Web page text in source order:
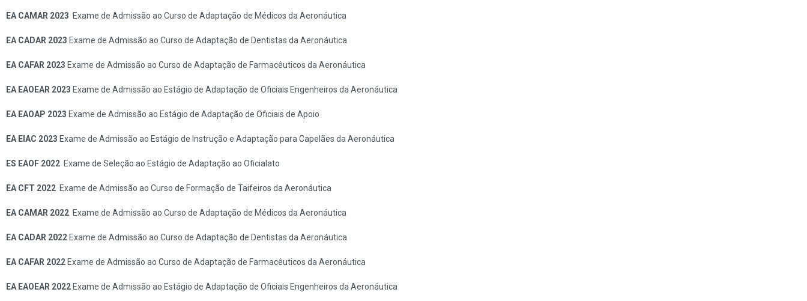
EA CAMAR 2023 Exame de Admissão ao Curso de Adaptação de Médicos da Aeronáutica
EA CADAR 2023 Exame de Admissão ao Curso de Adaptação de Dentistas da Aeronáutica
EA CAFAR 2023 Exame de Admissão ao Curso de Adaptação de Farmacêuticos da Aeronáutica
EA EAOEAR 2023 Exame de Admissão ao Estágio de Adaptação de Oficiais Engenheiros da Aeronáutica
EA EAOAP 2023 Exame de Admissão ao Estágio de Adaptação de Oficiais de Apoio
EA EIAC 2023 Exame de Admissão ao Estágio de Instrução e Adaptação para Capelães da Aeronáutica
ES EAOF 2022 Exame de Seleção ao Estágio de Adaptação ao Oficialato
EA CFT 2022 Exame de Admissão ao Curso de Formação de Taifeiros da Aeronáutica
EA CAMAR 2022 Exame de Admissão ao Curso de Adaptação de Médicos da Aeronáutica
EA CADAR 2022 Exame de Admissão ao Curso de Adaptação de Dentistas da Aeronáutica
EA CAFAR 2022 Exame de Admissão ao Curso de Adaptação de Farmacêuticos da Aeronáutica
EA EAOEAR 2022 Exame de Admissão ao Estágio de Adaptação de Oficiais Engenheiros da Aeronáutica